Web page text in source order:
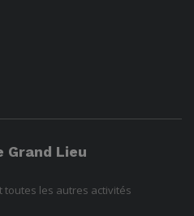
Grand Lieu
toutes les autres activités